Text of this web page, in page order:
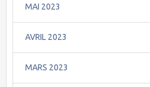
MAI 2023
AVRIL 2023
MARS 2023